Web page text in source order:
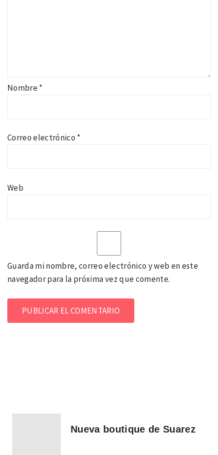
Nombre*
Correo electrónico *
Web
Guarda mi nombre, correo electrónico y web en este
navegador para la próxima vez que comente.
Nueva boutique de Suarez